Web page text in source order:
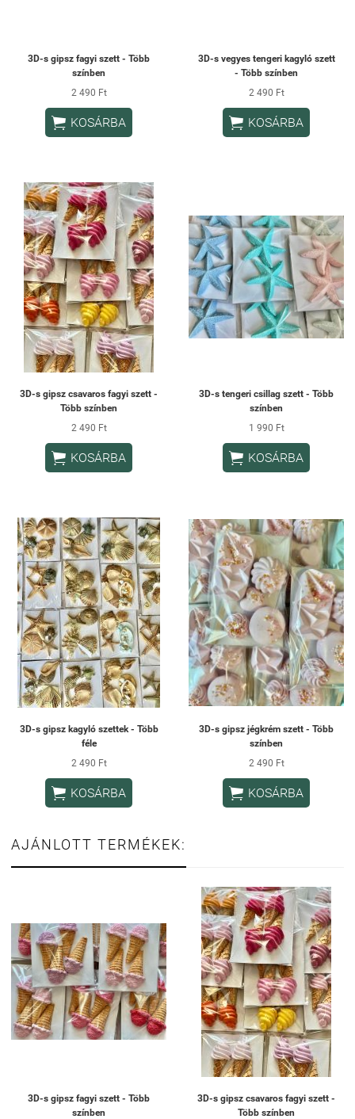
3D-s gipsz fagyi szett - Több
színben
2 490 Ft
 KOSÁRBA
3D-s vegyes tengeri kagyló szett
- Több színben
2 490 Ft
 KOSÁRBA
3D-s gipsz csavaros fagyi szett -
Több színben
2 490 Ft
 KOSÁRBA
3D-s tengeri csillag szett - Több
színben
1 990 Ft
 KOSÁRBA
3D-s gipsz kagyló szettek - Több
féle
2 490 Ft
 KOSÁRBA
3D-s gipsz jégkrém szett - Több
színben
2 490 Ft
 KOSÁRBA
AJÁNLOTT TERMÉKEK:
3D-s gipsz fagyi szett - Több
színben
3D-s gipsz csavaros fagyi szett -
Több színben